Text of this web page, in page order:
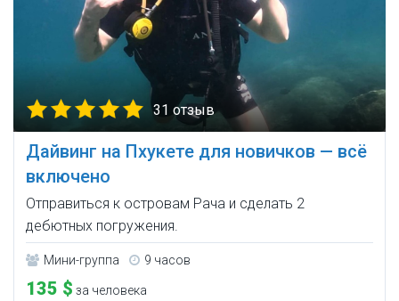
31 отзыв
Дайвинг на Пхукете для новичков — всё
включено
Отправиться к островам Рача и сделать 2
дебютных погружения.
Мини-группа 9 часов
135 $ за человека